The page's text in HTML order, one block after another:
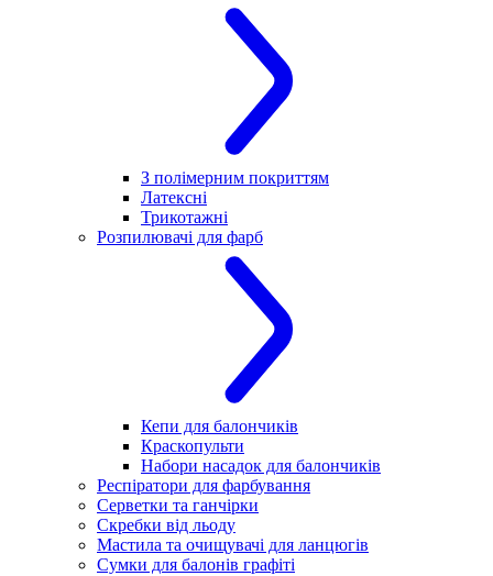
З полімерним покриттям
Латексні
Трикотажні
Розпилювачі для фарб
Кепи для балончиків
Краскопульти
Набори насадок для балончиків
Респіратори для фарбування
Серветки та ганчірки
Скребки від льоду
Мастила та очищувачі для ланцюгів
Сумки для балонів графіті